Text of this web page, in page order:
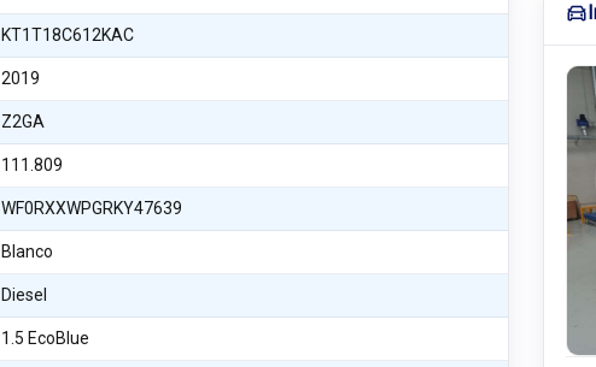
KT1T18C612KAC
2019
Z2GA
111.809
WF0RXXWPGRKY47639
Blanco
Diesel
1.5 EcoBlue